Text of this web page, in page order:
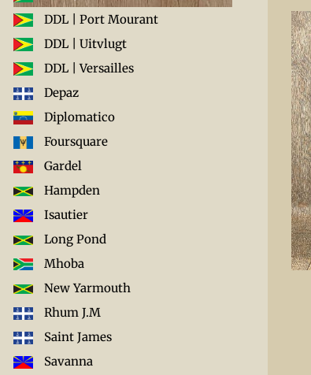
DDL | Port Mourant
DDL | Uitvlugt
DDL | Versailles
Depaz
Diplomatico
Foursquare
Gardel
Hampden
Isautier
Long Pond
Mhoba
New Yarmouth
Rhum J.M
Saint James
Savanna